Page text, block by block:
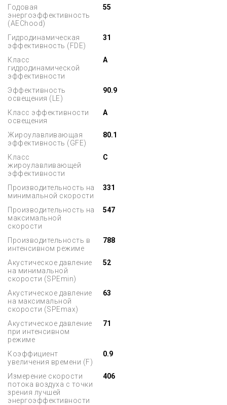
Годовая
энергоэффективность
(AEChood)
55
Гидродинамическая
эффективность (FDE)
31
Класс
гидродинамической
эффективности
A
Эффективность
освещения (LE)
90.9
Класс эффективности
освещения
A
Жироулавливающая
эффективность (GFE)
80.1
Класс
жироулавливающей
эффективности
C
Производительность на
минимальной скорости
331
Производительность на
максимальной
скорости
547
Производительность в
интенсивном режиме
788
Акустическое давление
на минимальной
скорости (SPEmin)
52
Акустическое давление
на максимальной
скорости (SPEmax)
63
Акустическое давление
при интенсивном
режиме
71
Коэффициент
увеличения времени (F)
0.9
Измерение скорости
потока воздуха с точки
зрения лучшей
энергоэффективности
406